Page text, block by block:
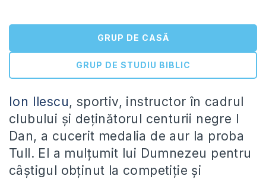
GRUP DE CASĂ
GRUP DE STUDIU BIBLIC
Ion Ilescu, sportiv, instructor în cadrul
clubului și deținătorul centurii negre I
Dan, a cucerit medalia de aur la proba
Tull. El a mulțumit lui Dumnezeu pentru
câștigul obținut la competiție și